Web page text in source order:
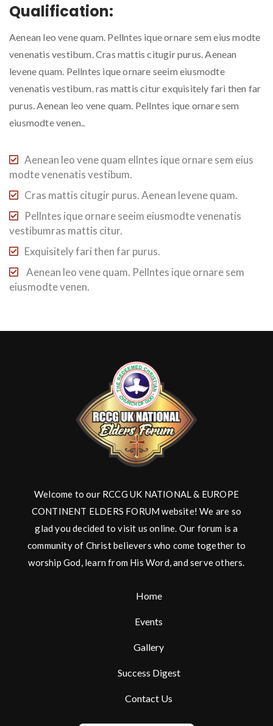
Qualification:
Aenean leo vene quam. Pellntes ique ornare sem eius modte
venenatis vestibum. Cras mattis citugir purus. Aenean
levene quam. Pellntes ique ornare seeim eiusmodte
venenatis vestibum. ras mattis citur exquisitely fari then far
purus. Aenean leo vene quam. Pellntes ique ornare sem
eiusmodte venen..
Aenean leo vene quam ellntes ique ornare sem eius
modte venenatis vestibum.
Cras mattis citugir purus. Aenean levene quam.
Pellntes ique ornare seeim eiusmodte venenatis
vestibumras mattis citur.
Exquisitely fari then far purus.
Aenean leo vene quam. Pellntes ique ornare sem
eiusmodte venen.
Welcome to our RCCG UK NATIONAL & EUROPE
CONTINENT ELDERS FORUM website! We are so
glad you decided to visit us online. Our forum is a
community of Christ believers who come together to
worship God, learn from His Word, and serve others.
Home
Events
Gallery
Success Digest
Contact Us